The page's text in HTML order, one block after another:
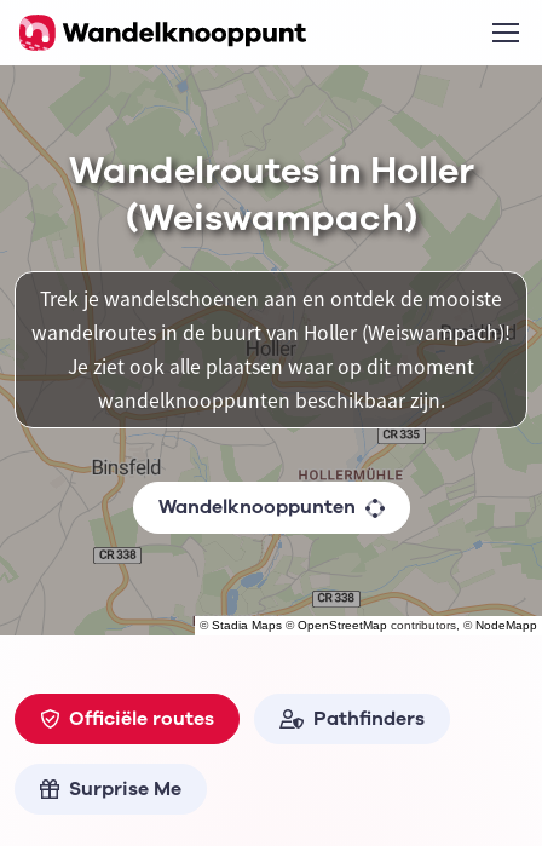
©Stadia Maps ©OpenStreetMap contributors, ©NodeMapp
Wandelroutes in Holler
(Weiswampach)
Trek je wandelschoenen aan en ontdek de mooiste
wandelroutes in de buurt van Holler (Weiswampach)!
Je ziet ook alle plaatsen waar op dit moment
wandelknooppunten beschikbaar zijn.
Wandelknooppunten
Officiële routes Pathfinders
Surprise Me